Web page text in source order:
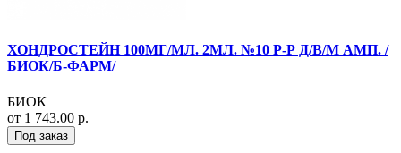
ХОНДРОСТЕЙН 100МГ/МЛ. 2МЛ. №10 Р-Р Д/В/М АМП. /
БИОК/Б-ФАРМ/
БИОК
от 1 743.00 р.
Под заказ